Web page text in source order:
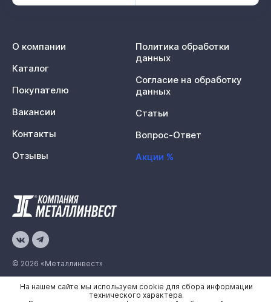
© 2026 «Металлинвест»
Политика конфиденциальности
О компании
Каталог
Покупателю
Вакансии
Контакты
Отзывы
Политика обработки
данных
Согласие на обработку
данных
Статьи
Вопрос-Ответ
Акции %
На нашем сайте мы используем cookie для сбора информации
технического характера.